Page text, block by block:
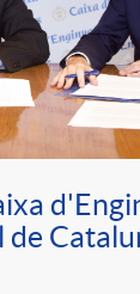
de